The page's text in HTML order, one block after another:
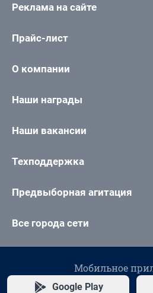
Реклама на сайте
Прайс-лист
О компании
Наши награды
Наши вакансии
Техподдержка
Предвыборная агитация
Все города сети
Мобильное
Google Play